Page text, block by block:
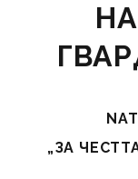
„ЗА